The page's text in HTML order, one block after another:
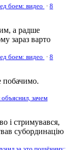
боем: видео · 8
а радше
зараз варто
боем: видео · 8
побачимо.
зачем
і стримувався,
субординацію